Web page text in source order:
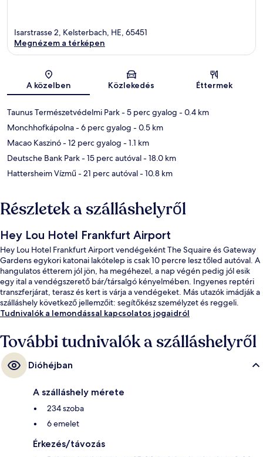
Térkép
Isarstrasse 2, Kelsterbach, HE, 65451
Megnézem a térképen
A közelben Közlekedés Éttermek
Taunus Természetvédelmi Park- 5 perc gyalog - 0.4 km
Monchhofkápolna- 6 perc gyalog - 0.5 km
Macao Kaszinó- 12 perc gyalog - 1.1 km
Deutsche Bank Park- 15 perc autóval- 18.0 km
Hattersheim Vízmű - 21 perc autóval- 10.8 km
Részletek a szálláshelyről
Hey Lou Hotel Frankfurt Airport
Hey Lou Hotel Frankfurt Airport vendégeként The Squaire és Gateway
Gardens egykori katonai lakótelep is csak 10 percre lesz tőled autóval. A
hangulatos étterem jól jön, ha megéhezel, a nap végén pedig jól esik
egy ital a vendégszerető bár/társalgó kényelmében. Ingyenes reptéri
transzferjárat, terasz és kert is várja a vendégeket. Más utazók imádják a
szálláshely következő jellemzőit: segítőkész személyzet és reggeli.
Tudnivalók a lemondással kapcsolatos jogaidról
További tudnivalók a szálláshelyről
Dióhéjban
A szálláshely mérete
234 szoba
6 emelet
Érkezés/távozás